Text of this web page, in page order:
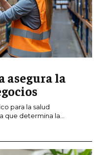
asegura la
para la salud
determina la...